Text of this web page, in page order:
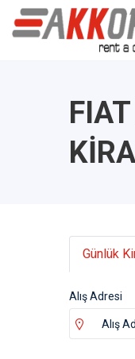
Günlük
Alış Adresi
Alış